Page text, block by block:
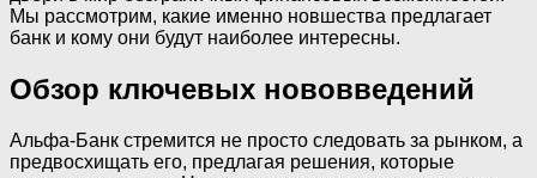
Мы рассмотрим, какие именно новшества предлагает
банк и кому они будут наиболее интересны.
Обзор ключевых нововведений
Альфа-Банк стремится не просто следовать за рынком, а
предвосхищать его, предлагая решения, которые